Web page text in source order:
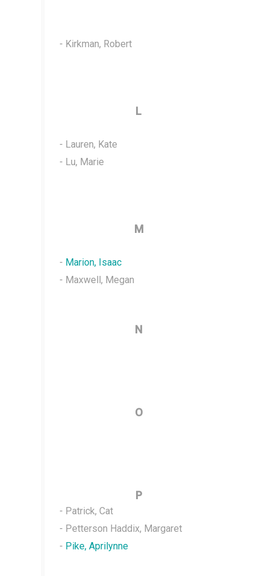
- Kirkman, Robert
L
- Lauren, Kate
- Lu, Marie
M
- Marion, Isaac
- Maxwell, Megan
N
O
P
- Patrick, Cat
- Petterson Haddix, Margaret
- Pike, Aprilynne